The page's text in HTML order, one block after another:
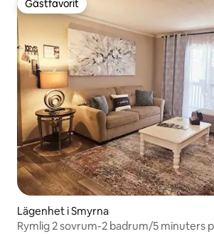
Gästfavorit
Gästfavorit
Lägenhet i Smyrna
Rymlig 2 sovrum-2 badrum/5 minuters